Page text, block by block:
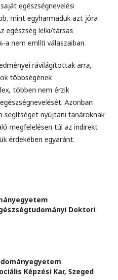
egészségnevelési
mint egyharmaduk azt jóra
egészség lelki/társas
a nem említi válaszaiban.
rávilágítottak arra,
többségének
többen nem érzik
Azonban
segítséget nyújtani tanároknak
megfelelésen túl az indirekt
érdekében egyaránt.
Doktori
Képzési Kar, Szeged